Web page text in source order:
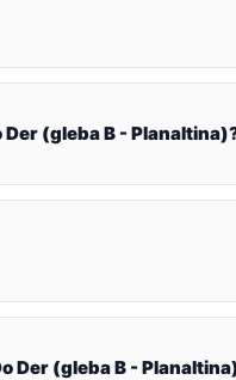
Der (gleba B -
Der (gleba B -